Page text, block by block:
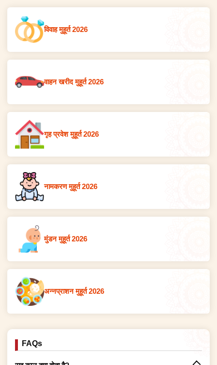
विवाह मुहूर्त 2026
वाहन खरीद मुहूर्त 2026
गृह प्रवेश मुहूर्त 2026
नामकरण मुहूर्त 2026
मुंडन मुहूर्त 2026
अन्नप्राशन मुहूर्त 2026
FAQs